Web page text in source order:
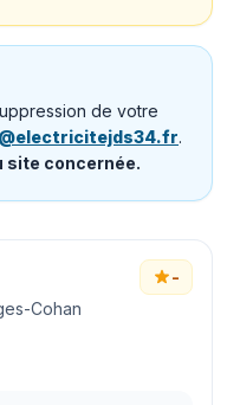
de votre
.
site concernée.
Cohan
-